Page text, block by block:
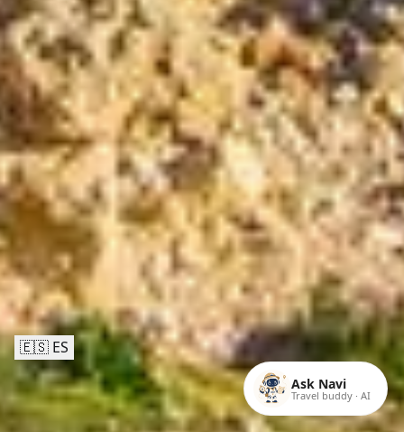
Ask Navi
Travel buddy · AI
🇪🇸 ES